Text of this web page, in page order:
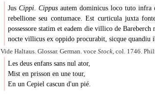
Jus Cippi. Cippusautem dominicus loco tuto infra
rebellione seu contumace. Est curticula juxta
possessore statim et eadem die villico de
nocte villicus ex oppido procurabit, sicque
Vide Haltaus. Glossar. German. voce Stock, col. 1746.
Les deus enfans sans nul ator,
Mist en prisson en une tour,
En un Cepiel cascun d'un pié.